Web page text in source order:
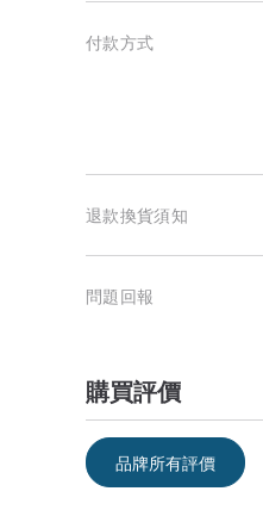
付款方式
退款換貨須知
問題回報
購買評價
品牌所有評價